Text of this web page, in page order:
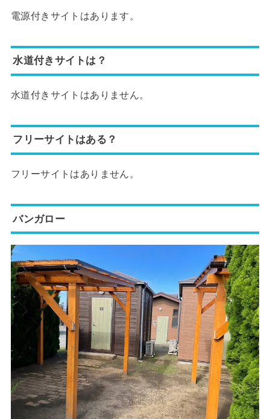
電源付きサイトはあります。
水道付きサイトは？
水道付きサイトはありません。
フリーサイトはある？
フリーサイトはありません。
バンガロー